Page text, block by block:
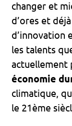
changer et
d’ores et
d’innovation
les talents
actuellement
économie
climatique,
le 21ème